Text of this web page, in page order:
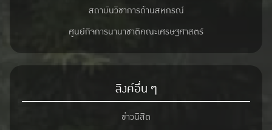
สถาบันวิชาการด้านสหกรณ์
ศูนย์กิจการนานาชาติคณะเศรษฐศาสตร์
ลิงค์อื่น ๆ
ข่าวนิสิต